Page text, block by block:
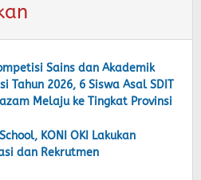
Sains dan Akademik
Tahun 2026, 6 Siswa Asal SDIT
Melaju ke Tingkat Provinsi
KONI OKI Lakukan
dan Rekrutmen